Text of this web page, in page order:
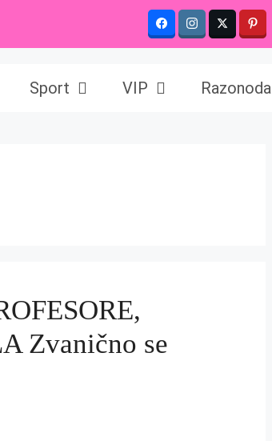
Sport VIP Razonoda
Zvanično se